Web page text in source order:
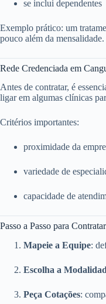
se inclui dependentes
Exemplo prático: um
pouco além da
Rede Credenciada em
Antes de contratar, é
ligar em algumas clínicas
Critérios importantes:
proximidade da
variedade de
capacidade de
Passo a Passo para Contratar
Mapeie a Equipe:
Escolha a
Peça Cotações: